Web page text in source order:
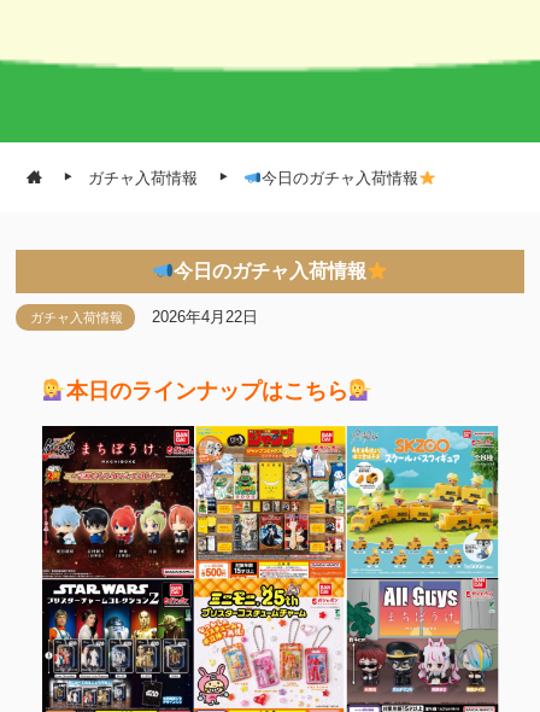
ガチャ入荷情報 今日のガチャ入荷情報
今日のガチャ入荷情報
ガチャ入荷情報 2026年4月22日
本日のラインナップはこちら